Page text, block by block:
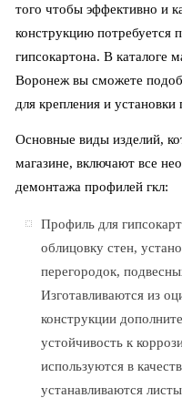
того чтобы эффективно и
конструкцию потребуется
гипсокартона. В каталоге
Воронеж вы сможете
для крепления и установки
Основные виды изделий,
магазине, включают все
демонтажа профилей гкл:
Профиль для
облицовку стен,
перегородок,
Изготавливаются из
конструкции
устойчивость к
используются в
устанавливаются